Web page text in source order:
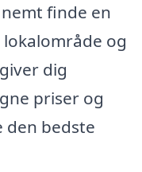
finde en
og
dig
priser og
den bedste